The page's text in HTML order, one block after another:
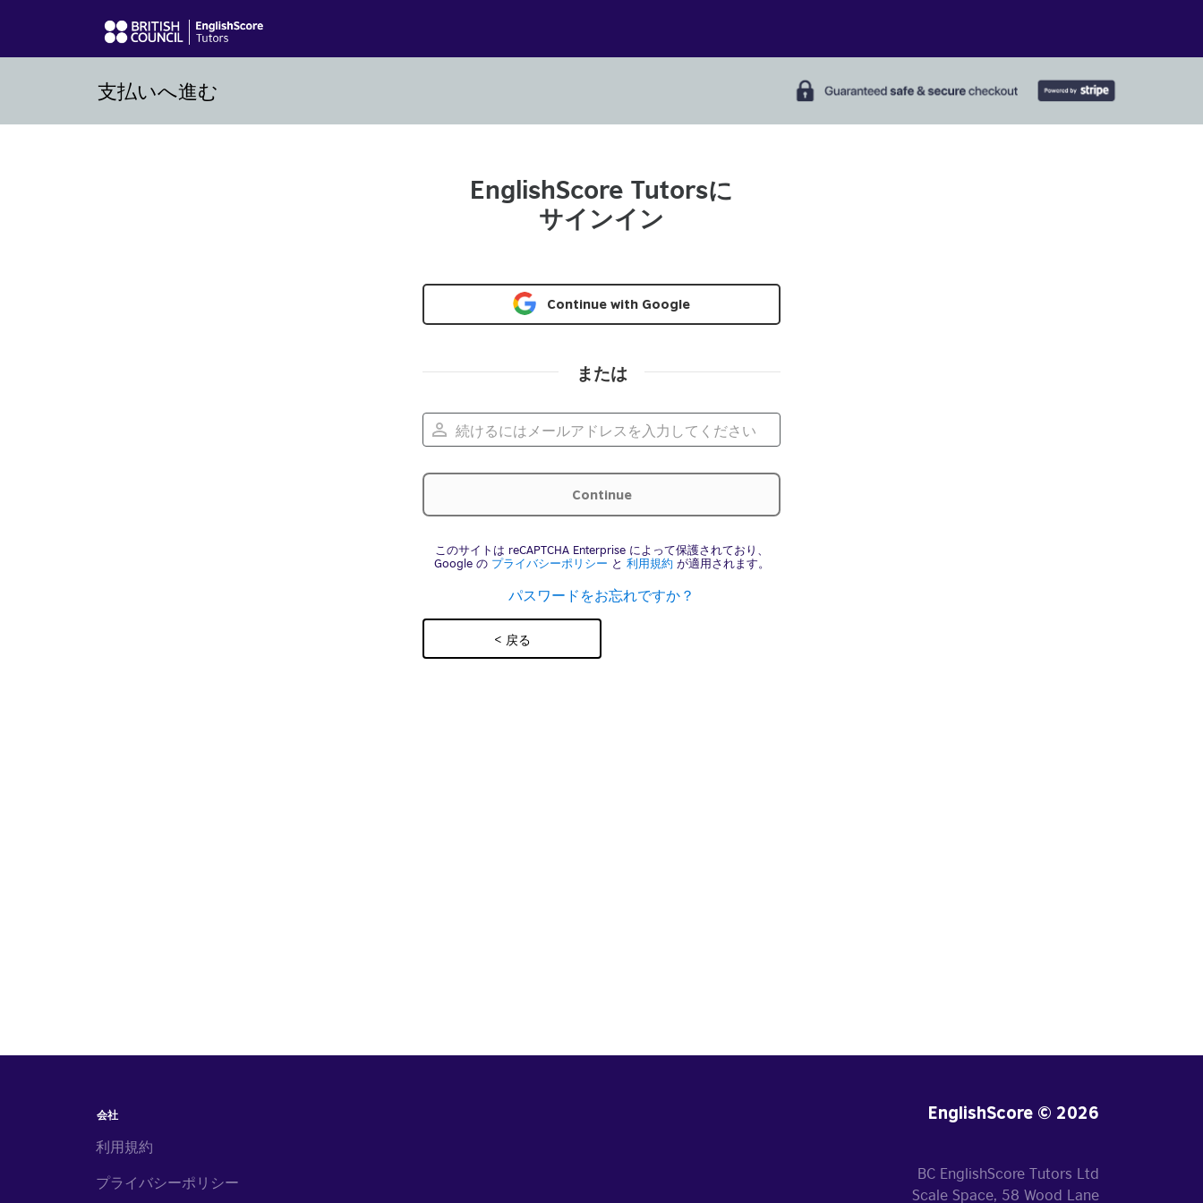
支払いへ進む
EnglishScore Tutorsに
サインイン
Continue with Google
または
このサイトは reCAPTCHA Enterprise によって保護されており、
Google の プライバシーポリシー と 利用規約 が適用されます。
パスワードをお忘れですか？
< 戻る
会社
利用規約
プライバシーポリシー
EnglishScore © 2026
BC EnglishScore Tutors Ltd
Scale Space, 58 Wood Lane